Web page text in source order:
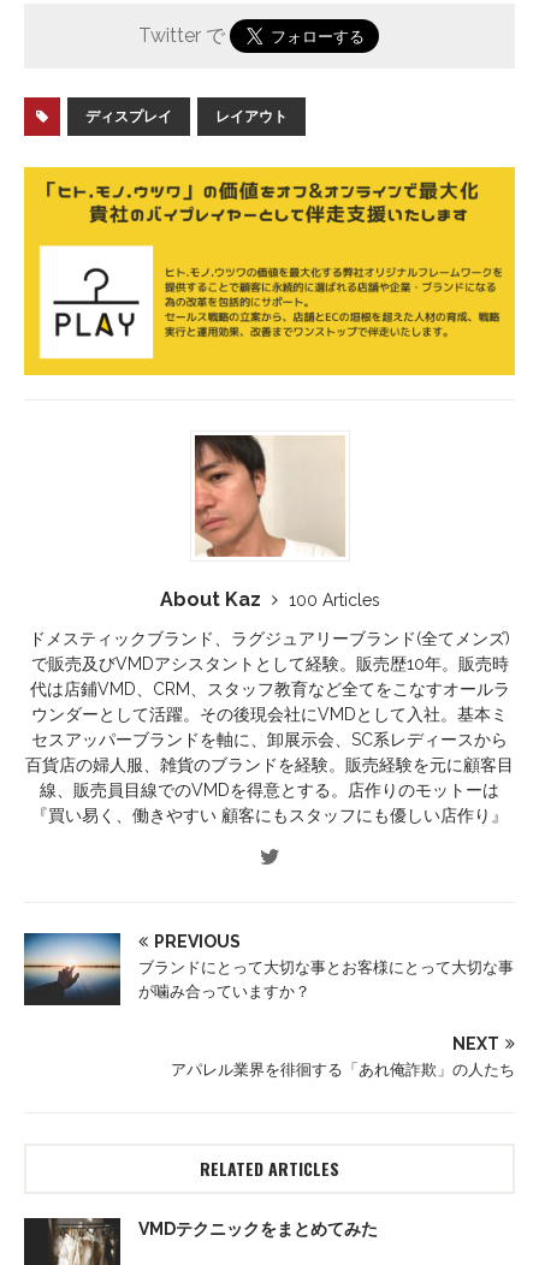
Twitter で
ディスプレイ レイアウト
About Kaz
100 Articles
ドメスティックブランド、ラグジュアリーブランド(全てメンズ)
で販売及びVMDアシスタントとして経験。販売歴10年。販売時
代は店鋪VMD、CRM、スタッフ教育など全てをこなすオールラ
ウンダーとして活躍。その後現会社にVMDとして入社。基本ミ
セスアッパーブランドを軸に、卸展示会、SC系レディースから
百貨店の婦人服、雑貨のブランドを経験。販売経験を元に顧客目
線、販売員目線でのVMDを得意とする。店作りのモットーは
『買い易く、働きやすい 顧客にもスタッフにも優しい店作り』
PREVIOUS
ブランドにとって大切な事とお客様にとって大切な事
が噛み合っていますか？
NEXT
アパレル業界を徘徊する「あれ俺詐欺」の人たち
RELATED ARTICLES
VMDテクニックをまとめてみた